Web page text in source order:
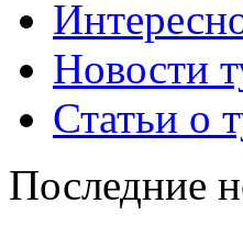
Новости
Статьи о
Последние